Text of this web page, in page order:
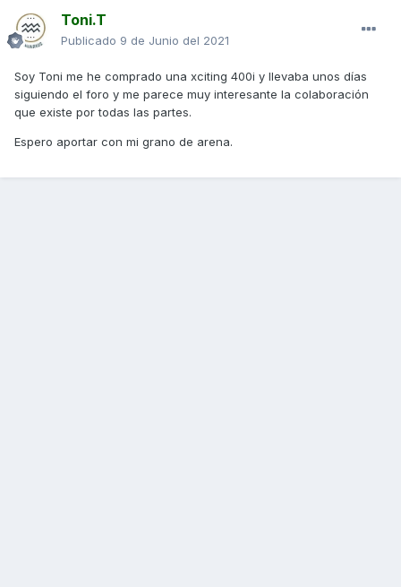
Toni.T
Publicado 9 de Junio del 2021
Soy Toni me he comprado una xciting 400i y llevaba unos días
siguiendo el foro y me parece muy interesante la colaboración
que existe por todas las partes.
Espero aportar con mi grano de arena.